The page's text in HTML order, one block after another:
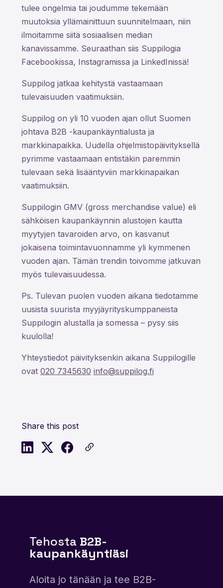
Share this post
tulee ongelmia tai joudumme tekemään
muutoksia yllämainittuun suunnitelmaan, niin
ilmoitamme siitä sosiaalisen median
kanavissamme. Seuraathan siis Suppilogia
Facebookissa, Instagramissa ja LinkedInissä!
Suppilog jatkaa kehitystä vastaamaan
tulevaisuuden vaatimuksiin.
Suppilog on yli 10 vuoden ajan ollut Suomen
johtava B2B -kaupankäyntialusta ja
markkinapaikka. Uudella ohjelmistopäivityksellä
pyrimme vastaamaan entistäkin paremmin
tulevaan sekä lisääntyviin markkinapaikan
vaatimuksiin.
Suppilogin GMV (gross merchandise value) eli
sähköisen kaupankäynnin alustojen kautta
myytyjen tavaroiden arvo, on kasvanut
jokaisena toimintavuonnamme yli kymmenen
vuoden ajan. Tämän trendin toivomme jatkuvan
myös tulevaisuudessa.
Ps. Tulevan puolen vuoden aikana tiedotamme
uusista suurista myyjäyrityskumppaneista
Suppilogin alustalla ja somessa – pysy siis
kuulolla!
Yhteystiedot päivityksenkin aikana Suppilogille
ovat 020 7345630 info@suppilog.fi
Tehosta B2B-
kaupankäyntiäsi
Aloita jo tänään ja tee B2B-